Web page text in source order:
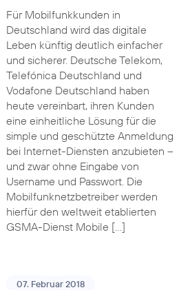
Für Mobilfunkkunden in
Deutschland wird das digitale
Leben künftig deutlich einfacher
und sicherer. Deutsche Telekom,
Telefónica Deutschland und
Vodafone Deutschland haben
heute vereinbart, ihren Kunden
eine einheitliche Lösung für die
simple und geschützte Anmeldung
bei Internet-Diensten anzubieten –
und zwar ohne Eingabe von
Username und Passwort. Die
Mobilfunknetzbetreiber werden
hierfür den weltweit etablierten
GSMA-Dienst Mobile […]
07. Februar 2018